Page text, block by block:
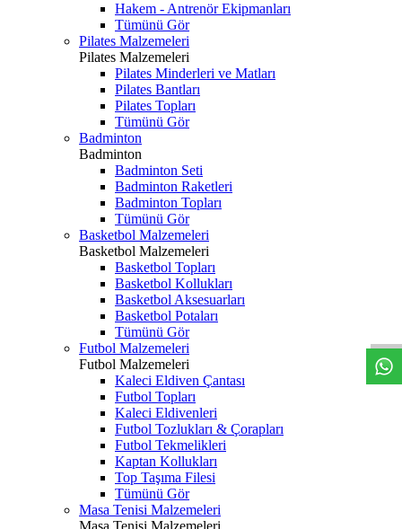
Hakem - Antrenör Ekipmanları
Tümünü Gör
Pilates Malzemeleri
Pilates Malzemeleri
Pilates Minderleri ve Matları
Pilates Bantları
Pilates Topları
Tümünü Gör
Badminton
Badminton
Badminton Seti
Badminton Raketleri
Badminton Topları
Tümünü Gör
Basketbol Malzemeleri
Basketbol Malzemeleri
Basketbol Topları
Basketbol Kollukları
Basketbol Aksesuarları
Basketbol Potaları
Tümünü Gör
Futbol Malzemeleri
Futbol Malzemeleri
Kaleci Eldiven Çantası
Futbol Topları
Kaleci Eldivenleri
Futbol Tozlukları & Çorapları
Futbol Tekmelikleri
Kaptan Kollukları
Top Taşıma Filesi
Tümünü Gör
Masa Tenisi Malzemeleri
Masa Tenisi Malzemeleri